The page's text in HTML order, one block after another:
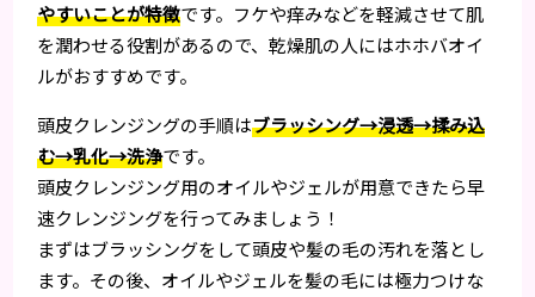
やすいことが特徴です。フケや痒みなどを軽減させて肌
を潤わせる役割があるので、乾燥肌の人にはホホバオイ
ルがおすすめです。
頭皮クレンジングの手順はブラッシング→浸透→揉み込
む→乳化→洗浄です。
頭皮クレンジング用のオイルやジェルが用意できたら早
速クレンジングを行ってみましょう！
まずはブラッシングをして頭皮や髪の毛の汚れを落とし
ます。その後、オイルやジェルを髪の毛には極力つけな